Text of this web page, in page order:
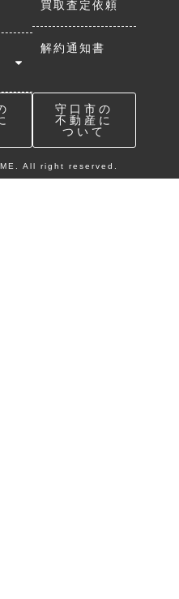
買取査定依頼
解約通知書
守口市の
不動産に
ついて
All right reserved.